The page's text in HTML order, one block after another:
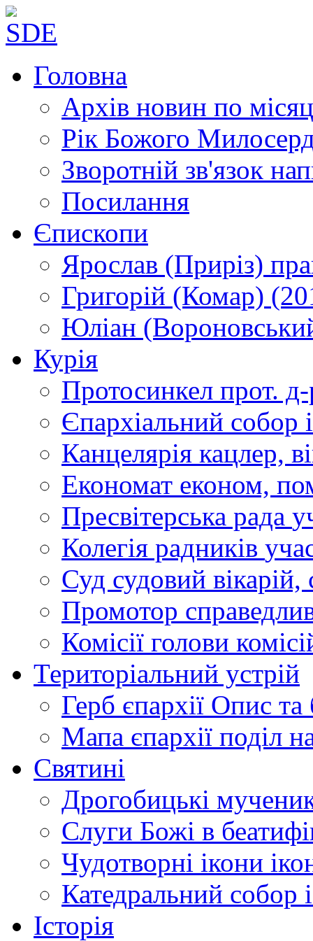
Головна
Архів новин по
Рік Божого
Зворотній зв'язок
Посилання
Єпископи
Ярослав (Приріз)
Григорій (Комар)
Юліан
Курія
Протосинкел прот.
Єпархіальний собор
Канцелярія кацлер,
Економат економ,
Пресвітерська рада
Колегія радників
Суд судовий вікарій,
Промотор
Комісії голови
Територіальний устрій
Герб єпархії Опис та
Мапа єпархії поділ
Святині
Дрогобицькі
Слуги Божі в
Чудотворні ікони
Катедральний собор
Історія